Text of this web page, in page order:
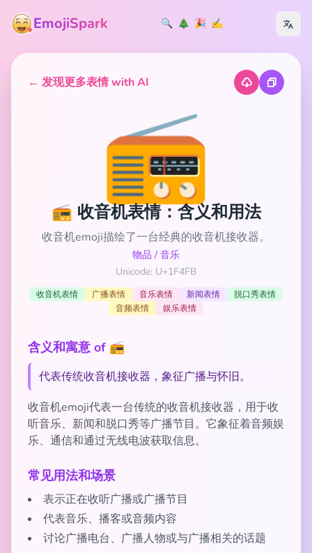
EmojiSpark 🔍 🎄 🎉 ✍️
← 发现更多表情 with AI
📻
📻 收音机表情：含义和用法
收音机emoji描绘了一台经典的收音机接收器。
物品 / 音乐
Unicode: U+1F4FB
收音机表情 广播表情 音乐表情 新闻表情
脱口秀表情
音频表情
娱乐表情
含义和寓意 of 📻
代表传统收音机接收器，象征广播与怀旧。
收音机emoji代表一台传统的收音机接收器，用于收
听音乐、新闻和脱口秀等广播节目。它象征着音频娱
乐、通信和通过无线电波获取信息。
常见用法和场景
表示正在收听广播或广播节目
代表音乐、播客或音频内容
讨论广播电台、广播人物或与广播相关的话题